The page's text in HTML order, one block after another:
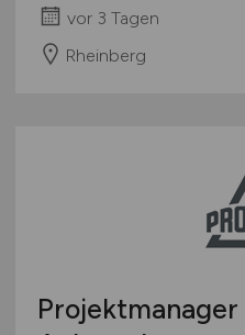
vor 3 Tagen
Rheinberg
Projektmanager